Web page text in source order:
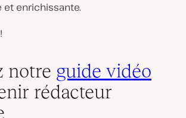
et enrichissante.
notre guide vidéo
rédacteur